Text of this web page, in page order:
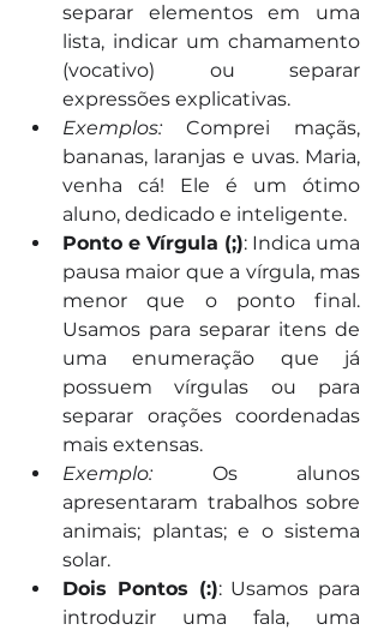
separar elementos em uma
lista, indicar um chamamento
(vocativo) ou separar
expressões explicativas.
Exemplos: Comprei maçãs,
bananas, laranjas e uvas. Maria,
venha cá! Ele é um ótimo
aluno, dedicado e inteligente.
Ponto e Vírgula (;): Indica uma
pausa maior que a vírgula, mas
menor que o ponto final.
Usamos para separar itens de
uma enumeração que já
possuem vírgulas ou para
separar orações coordenadas
mais extensas.
Exemplo: Os alunos
apresentaram trabalhos sobre
animais; plantas; e o sistema
solar.
Dois Pontos (:): Usamos para
introduzir uma fala, uma